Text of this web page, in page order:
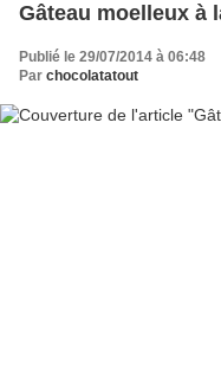
Gâteau moelleux à
Publié le 29/07/2014 à 06:48
Par chocolatatout